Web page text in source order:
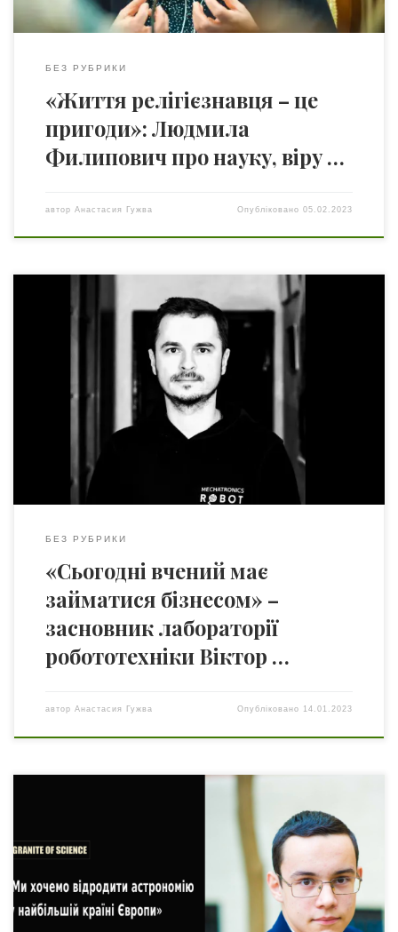
БЕЗ РУБРИКИ
«Життя релігієзнавця – це
пригоди»: Людмила
Филипович про науку, віру …
автор Анастасия Гужва Опубліковано05.02.2023
Віктор Богданович Єгоров – доктор технічних наук,
сумісник на кафедрі автоматизації технологічних
процесів та робототехнічних систем ОНТУ (Одеса),
штатний співробітник Інституту телекомунікацій та
глобального інформаційного простору НАН України
(Київ), засновник лабораторії робототехніки MiRONAFT
FabLab та співзасновник групи компаній MAT QWeld,
RAIM Solutions Corp., Qweedo Robotics і т.д. Цю статтю
можна прочитати російськоюВіктор Єгоров ще з
дитинства […]
БЕЗ РУБРИКИ
«Сьогодні вчений має
займатися бізнесом» –
засновник лабораторії
робототехніки Віктор …
автор Анастасия Гужва Опубліковано 14.01.2023
Дмитро Твардовський – український та канадський
астроном, студент магістратури університету Альберти
(Едмонтон, Канада), керівник проекту Ukrainian
Astronomy Project (UAP). Дмитро зі своєю командою UAP
поставив амбітну ціль: повернути астрономії України
колишню велич і увійти в ТОП-10 астрономічних країн